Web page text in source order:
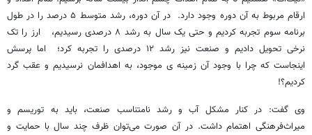
ارقام مربوط به آن دوره وجود دارد. در آن دوره، رشد متوسط ۵ درصد را در طول
برنامه سوم تجربه کردیم و حتی یک سال به رشد ۸ درصدی رسیدیم، ارز را تک
نرخی تحویل دادیم و صنعت نیز رشد ۱۲ درصدی را تجربه کرد؛ اما پرسش
اینجاست که چرا با وجود آن زمینه ی موجود، به اهدافمان نرسیدیم و عقب گرد
کردیم؟!
وی گفت: در کنار مشکل آب و رشد نامتناسب صنعت، باید به توریسم و
میراث‌فرهنگی اهتمام داشت. در آن صورت می‌توان ظرف چند سال با حمایت و